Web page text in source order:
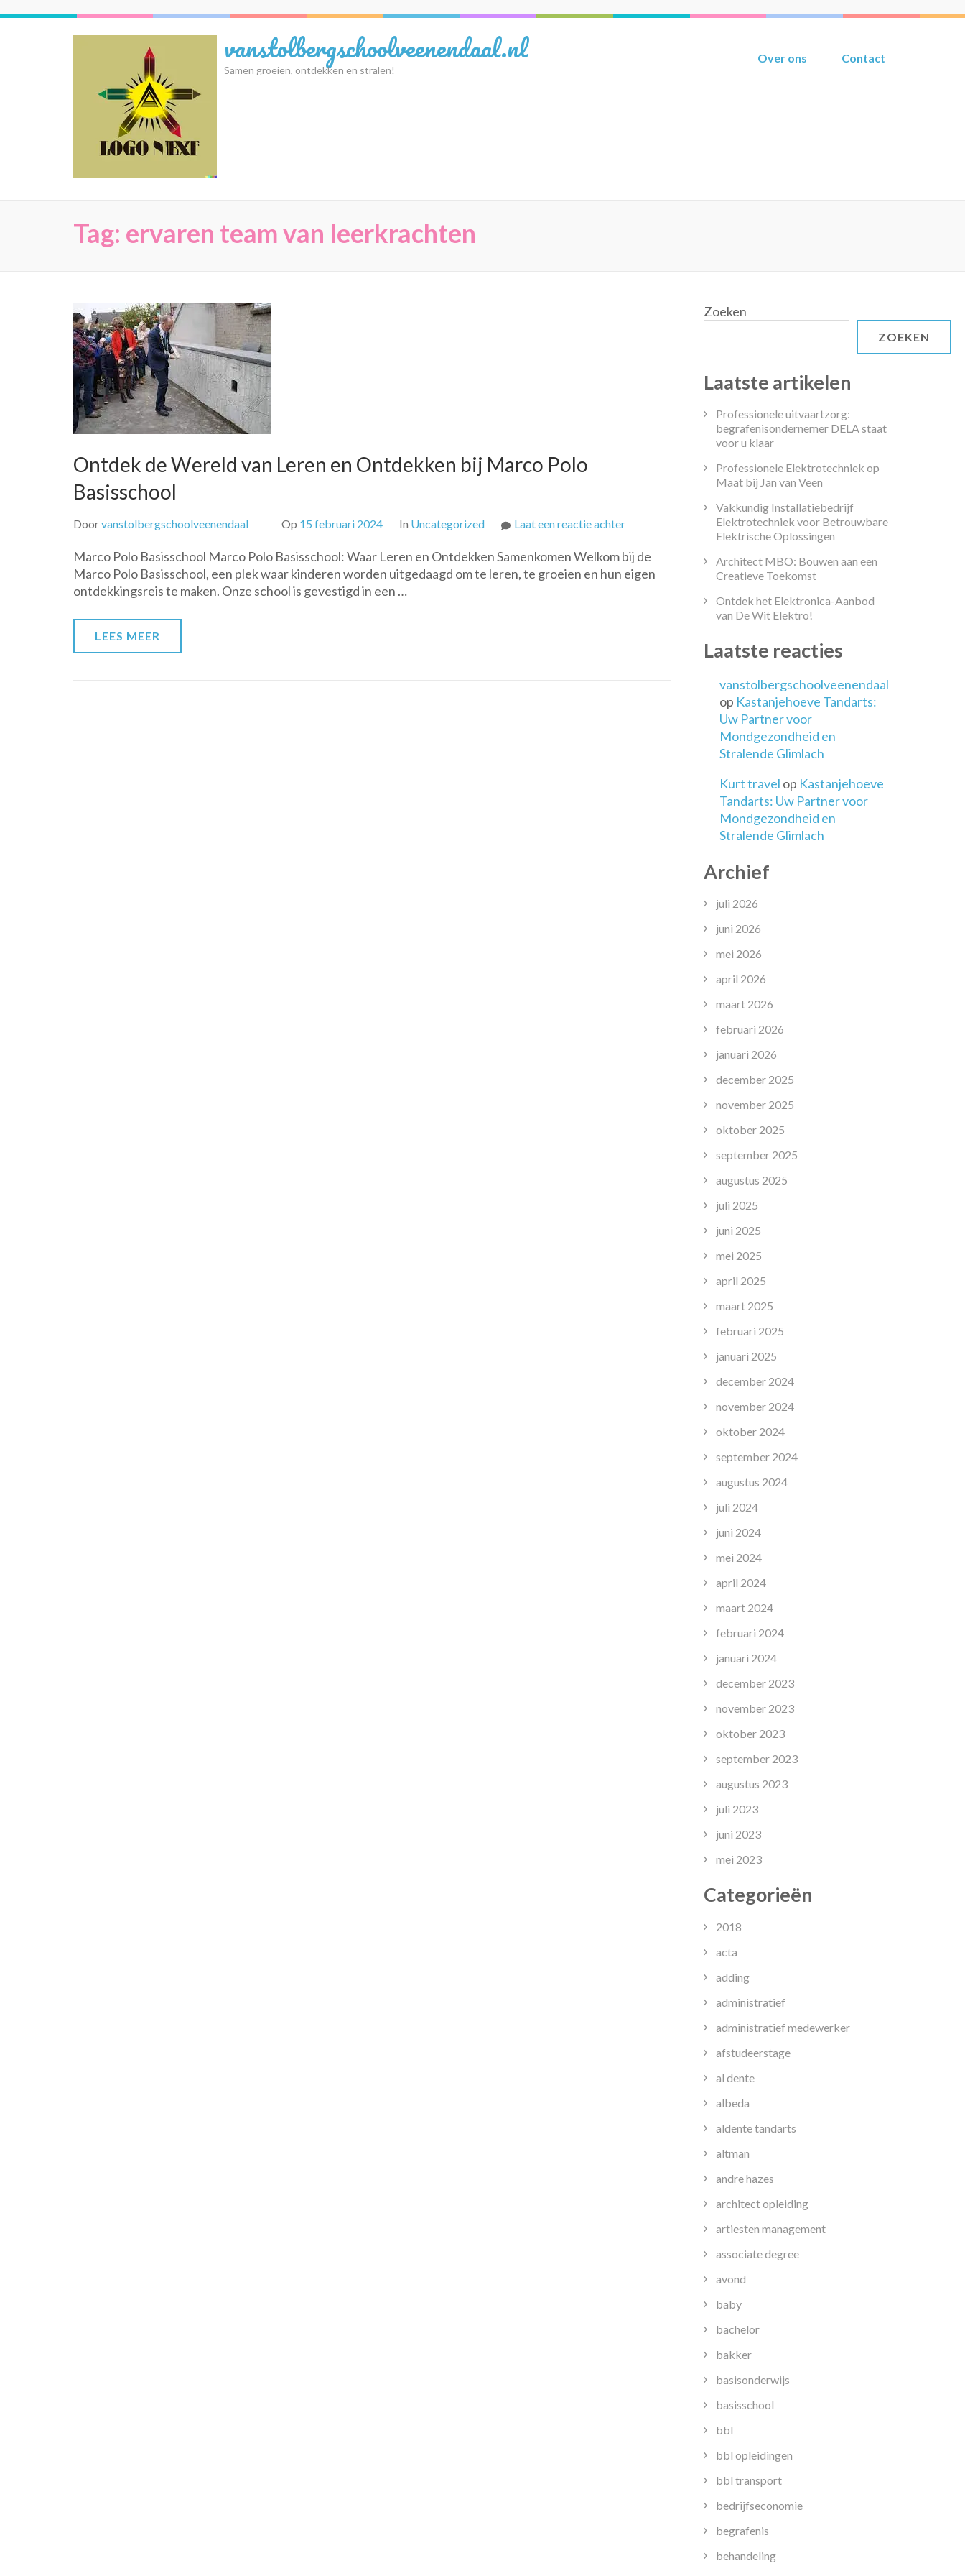
vanstolbergschoolveenendaal.nl
Samen groeien, ontdekken en stralen!
Over ons Contact
Tag: ervaren team van leerkrachten
Ontdek de Wereld van Leren en Ontdekken bij Marco Polo
Basisschool
Doorvanstolbergschoolveenendaal Op 15 februari 2024 In Uncategorized Laat een reactie achterop
de
Wereld
Marco Polo Basisschool Marco Polo Basisschool: Waar Leren en Ontdekken Samenkomen Welkom bij de
Marco Polo Basisschool, een plek waar kinderen worden uitgedaagd om te leren, te groeien en hun eigen
ontdekkingsreis te maken. Onze school is gevestigd in een …
LEES MEER
Zoeken
ZOEKEN
Laatste artikelen
Professionele uitvaartzorg:
begrafenisondernemer DELA staat
voor u klaar
Professionele Elektrotechniek op
Maat bij Jan van Veen
Vakkundig Installatiebedrijf
Elektrotechniek voor Betrouwbare
Elektrische Oplossingen
Architect MBO: Bouwen aan een
Creatieve Toekomst
Ontdek het Elektronica-Aanbod
van De Wit Elektro!
Laatste reacties
vanstolbergschoolveenendaal
op Kastanjehoeve Tandarts:
Uw Partner voor
Mondgezondheid en
Stralende Glimlach
Kurt travel op Kastanjehoeve
Tandarts: Uw Partner voor
Mondgezondheid en
Stralende Glimlach
Archief
juli 2026
juni 2026
mei 2026
april 2026
maart 2026
februari 2026
januari 2026
december 2025
november 2025
oktober 2025
september 2025
augustus 2025
juli 2025
juni 2025
mei 2025
april 2025
maart 2025
februari 2025
januari 2025
december 2024
november 2024
oktober 2024
september 2024
augustus 2024
juli 2024
juni 2024
mei 2024
april 2024
maart 2024
februari 2024
januari 2024
december 2023
november 2023
oktober 2023
september 2023
augustus 2023
juli 2023
juni 2023
mei 2023
Categorieën
2018
acta
adding
administratief
administratief medewerker
afstudeerstage
al dente
albeda
aldente tandarts
altman
andre hazes
architect opleiding
artiesten management
associate degree
avond
baby
bachelor
bakker
basisonderwijs
basisschool
bbl
bbl opleidingen
bbl transport
bedrijfseconomie
begrafenis
behandeling